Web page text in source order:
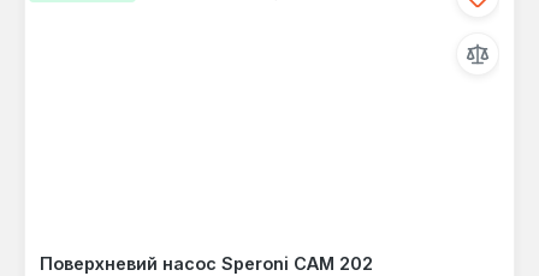
Поверхневий насос Speroni CAM 202